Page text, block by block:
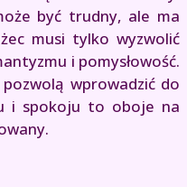
być trudny, ale ma
musi tylko wyzwolić
i pomysłowość.
wprowadzić do
i spokoju to oboje na